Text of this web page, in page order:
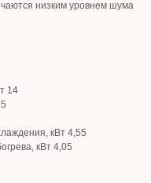
низким уровнем шума
14
кВт 4,55
кВт 4,05